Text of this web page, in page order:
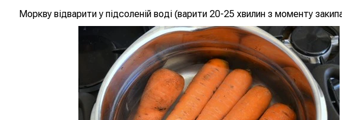
Моркву відварити у підсоленій воді (варити 20-25 хвилин з моменту